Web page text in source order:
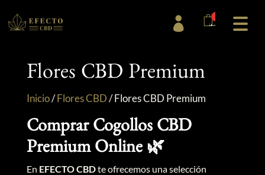
items

Flores CBD Premium
Inicio/Flores CBD/Flores CBD Premium
Comprar Cogollos CBD
Premium Online 🌿
En EFECTO CBDte ofrecemos una selección